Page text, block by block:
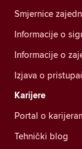
Smjernice
Informacije o
Informacije o
Izjava o
Karijere
Portal o
Tehnički blog